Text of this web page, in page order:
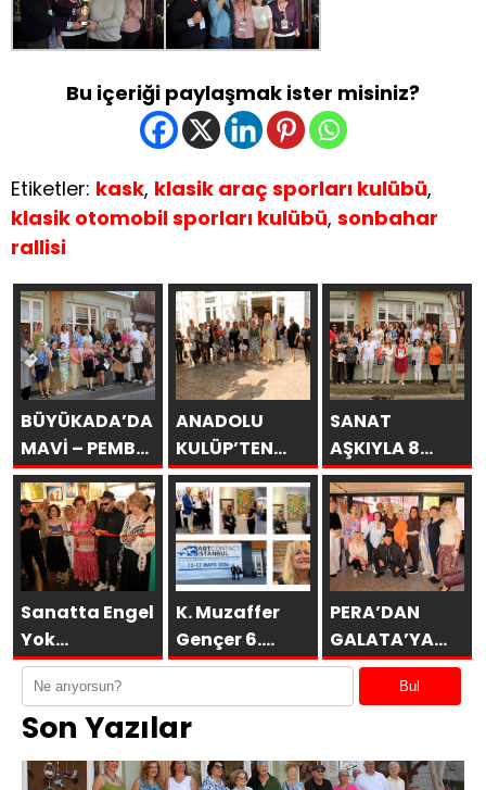
Bu içeriği paylaşmak ister misiniz?
Etiketler: kask, klasik araç sporları kulübü,
klasik otomobil sporları kulübü, sonbahar
rallisi
BÜYÜKADA’DA
MAVİ – PEMBE
DÜŞLER
ANADOLU
KULÜP’TEN
ESİNTİLER
SANAT
AŞKIYLA 8
AÇILDI
Sanatta Engel
Yok
Vakfı’ndan
Anlamlı
Sosyal
Projesi
K. Muzaffer
Gençer 6.
ARTCONTACT
SAKÜDER ile
PERA’DAN
GALATA’YA
GURUBU
BAHARABul
Son Yazılar